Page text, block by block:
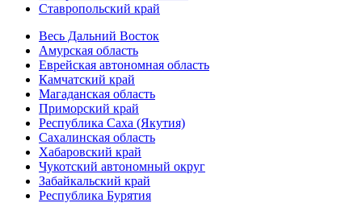
Ставропольский край
Весь Дальний Восток
Амурская область
Еврейская автономная область
Камчатский край
Магаданская область
Приморский край
Республика Саха (Якутия)
Сахалинская область
Хабаровский край
Чукотский автономный округ
Забайкальский край
Республика Бурятия